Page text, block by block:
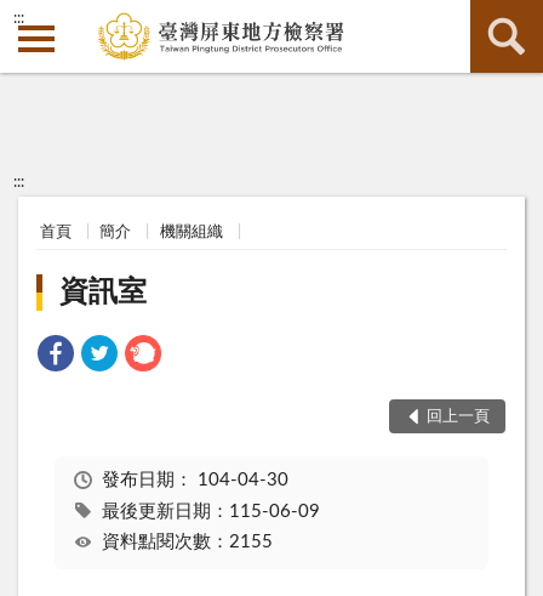
:::
:::
首頁 簡介 機關組織
資訊室
回上一頁
發布日期： 104-04-30
最後更新日期：115-06-09
資料點閱次數：2155